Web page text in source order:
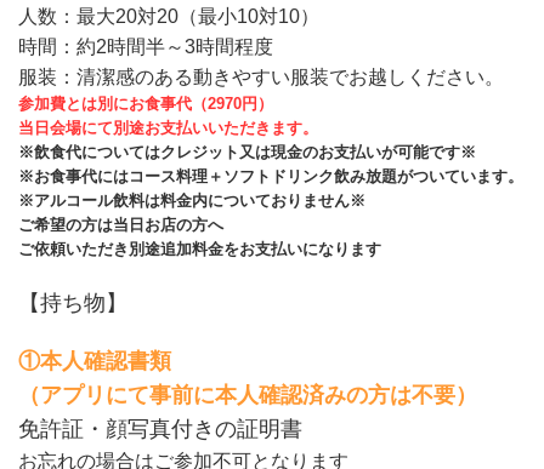
人数：最大20対20（最小10対10）
時間：約2時間半～3時間程度
服装：清潔感のある動きやすい服装でお越しください。
参加費とは別にお食事代（2970円）
当日会場にて別途お支払いいただきます。
※飲食代についてはクレジット又は現金のお支払いが可能です※
※お食事代にはコース料理＋ソフトドリンク飲み放題がついています。
※アルコール飲料は料金内についておりません※
ご希望の方は当日お店の方へ
ご依頼いただき別途追加料金をお支払いになります
【持ち物】
①本人確認書類
（アプリにて事前に本人確認済みの方は不要）
免許証・顔写真付きの証明書
お忘れの場合はご参加不可となります